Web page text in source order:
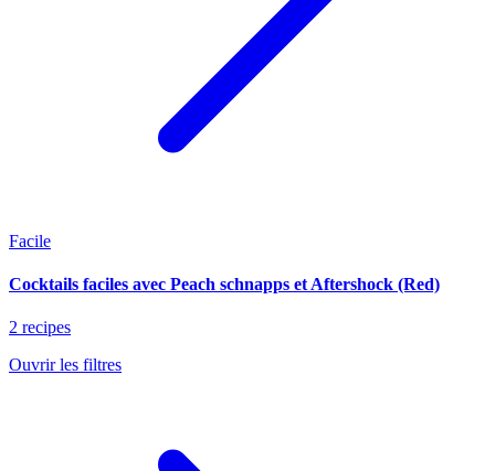
Facile
Cocktails faciles avec Peach schnapps et Aftershock (Red)
2 recipes
Ouvrir les filtres